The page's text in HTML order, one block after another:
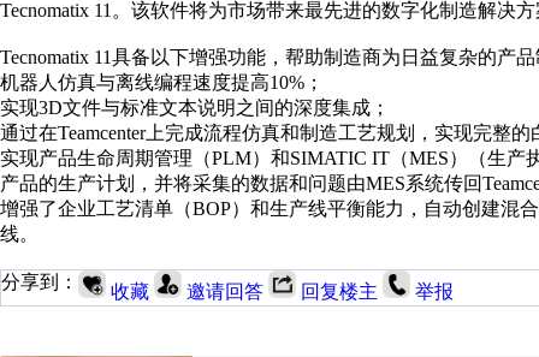
Tecnomatix 11。该软件将为市场带来最先进的数字化制造解决
Tecnomatix 11具备以下增强功能，帮助制造商为日益复杂的产
机器人仿真与离线编程速度提高10%；
实现3D文件与标准文本说明之间的深度集成；
通过在Teamcenter上完成流程仿真和制造工艺规划，实现完整
实现产品生命周期管理（PLM）和SIMATIC IT（MES）（生
产品的生产计划，并将采集的数据和问题由MES系统传回
增强了企业工艺清单（BOP）和生产线平衡能力，自动创建混
线。
分享到： 收藏 邀请回答 回复楼主 举报